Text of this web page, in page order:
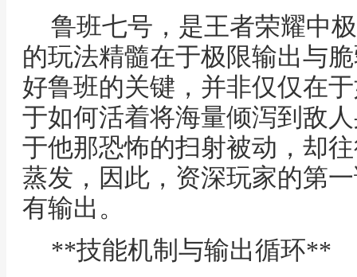
鲁班七号，是王者荣耀中
的玩法精髓在于极限输出与
好鲁班的关键，并非仅仅在
于如何活着将海量倾泻到敌
于他那恐怖的扫射被动，却
蒸发，因此，资深玩家的第
有输出。
**技能机制与输出循环**